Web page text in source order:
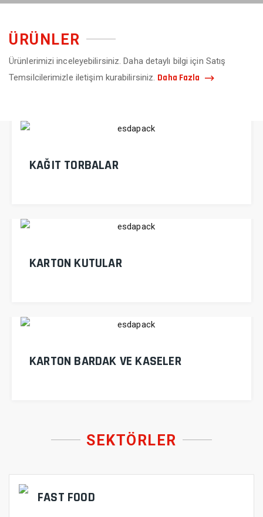
ÜRÜNLER
Ürünlerimizi inceleyebilirsiniz. Daha detaylı bilgi için Satış
Temsilcilerimizle iletişim kurabilirsiniz. Daha Fazla
KAĞIT TORBALAR
KARTON KUTULAR
KARTON BARDAK VE KASELER
SEKTÖRLER
FAST FOOD